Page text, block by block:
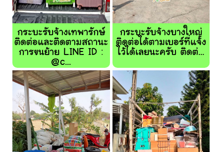
กระบะรับจ้างเทพารักษ์
ติดต่อและติดตามสถานะ
การขนย้าย LINE ID :
@c...
กระบะรับจ้างบางใหญ่
ติดต่อได้ตามเบอร์ที่แจ้ง
ไว้ได้เลยนะครับ ติดต่...